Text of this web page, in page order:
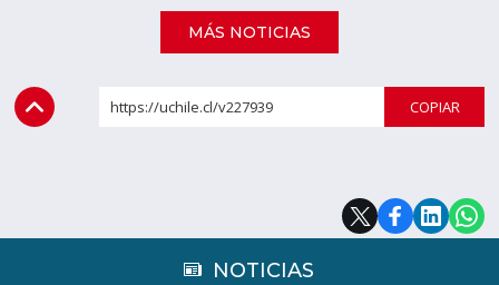
MÁS NOTICIAS
https://uchile.cl/v227939
NOTICIAS